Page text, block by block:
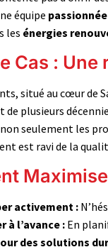
équipe
les énergies
Cas :
situé au cœur de
de plusieurs
seulement les
est ravi de la
activement :
à l’avance : En
des solutions